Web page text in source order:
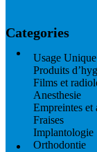
Categories
Usage Unique
Produits
Films et
Anesthesie
Empreintes et
Fraises
Implantologie
Orthodontie